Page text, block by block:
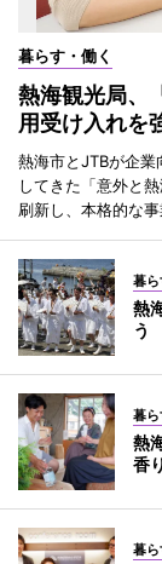
暮らす・働く
熱海観光局、
用受け入れを
熱海市とJTBが企業
してきた「意外と
刷新し、本格的な事
暮ら
熱
う
暮ら
熱
香
暮ら